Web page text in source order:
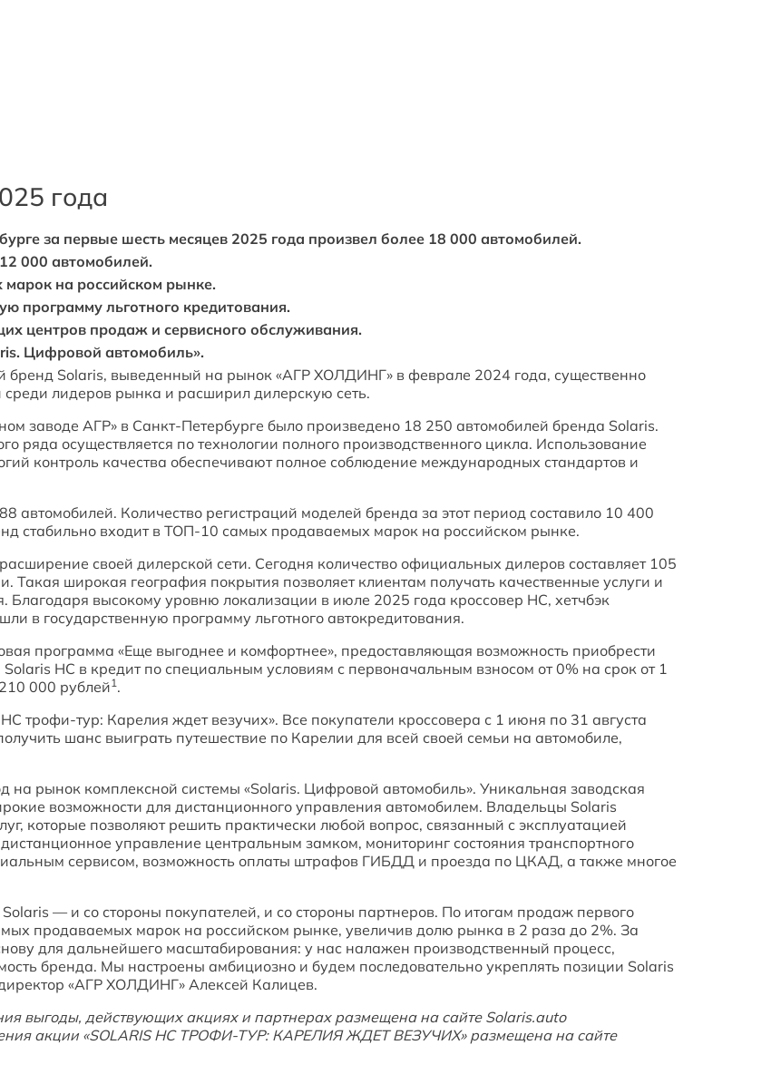
года
за первые шесть месяцев 2025 года произвел более 18 000 автомобилей.
000 автомобилей.
на российском рынке.
программу льготного кредитования.
центров продаж и сервисного обслуживания.
Цифровой автомобиль».
бренд Solaris, выведенный на рынок «АГР ХОЛДИНГ» в феврале 2024 года, существенно
лидеров рынка и расширил дилерскую сеть.
заводе АГР» в Санкт-Петербурге было произведено 18 250 автомобилей бренда Solaris.
ряда осуществляется по технологии полного производственного цикла. Использование
контроль качества обеспечивают полное соблюдение международных стандартов и
автомобилей. Количество регистраций моделей бренда за этот период составило 10 400
стабильно входит в ТОП-10 самых продаваемых марок на российском рынке.
своей дилерской сети. Сегодня количество официальных дилеров составляет 105
Такая широкая география покрытия позволяет клиентам получать качественные услуги и
высокому уровню локализации в июле 2025 года кроссовер HC, хетчбэк
в государственную программу льготного автокредитования.
программа «Еще выгоднее и комфортнее», предоставляющая возможность приобрести
HC в кредит по специальным условиям с первоначальным взносом от 0% на срок от 1
000 рублей1 .
трофи-тур: Карелия ждет везучих». Все покупатели кроссовера с 1 июня по 31 августа
шанс выиграть путешествие по Карелии для всей своей семьи на автомобиле,
рынок комплексной системы «Solaris. Цифровой автомобиль». Уникальная заводская
возможности для дистанционного управления автомобилем. Владельцы Solaris
которые позволяют решить практически любой вопрос, связанный с эксплуатацией
управление центральным замком, мониторинг состояния транспортного
сервисом, возможность оплаты штрафов ГИБДД и проезда по ЦКАД, а также многое
— и со стороны покупателей, и со стороны партнеров. По итогам продаж первого
продаваемых марок на российском рынке, увеличив долю рынка в 2 раза до 2%. За
для дальнейшего масштабирования: у нас налажен производственный процесс,
бренда. Мы настроены амбициозно и будем последовательно укреплять позиции Solaris
«АГР ХОЛДИНГ» Алексей Калицев.
выгоды, действующих акциях и партнерах размещена на сайте Solaris.auto
акции «SOLARIS HC ТРОФИ-ТУР: КАРЕЛИЯ ЖДЕТ ВЕЗУЧИХ» размещена на сайте